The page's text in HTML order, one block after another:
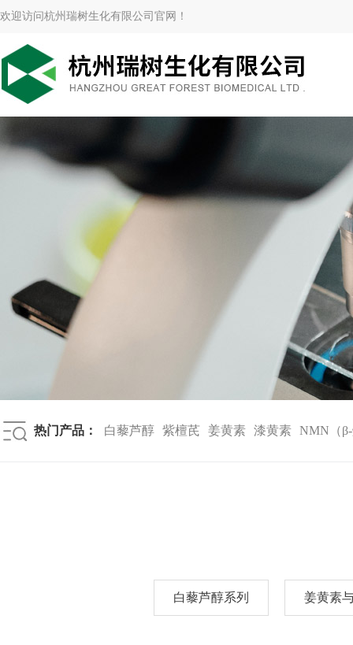
欢迎访问杭州瑞树生化有限公司官网！
热门产品： 白藜芦醇 紫檀芪 姜黄素 漆黄素 NMN（
白藜芦醇系列 姜黄素